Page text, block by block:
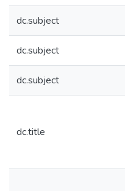
dc.subject
dc.subject
dc.subject
dc.title